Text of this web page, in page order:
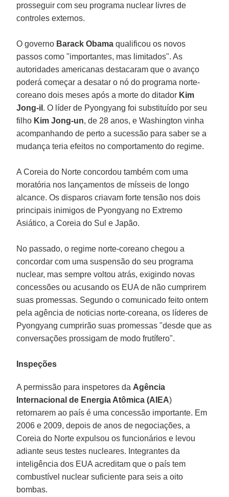
prosseguir com seu programa nuclear livres de
controles externos.
O governo Barack Obamaqualificou os novos
passos como "importantes, mas limitados". As
autoridades americanas destacaram que o avanço
poderá começar a desatar o nó do programa norte-
coreano dois meses após a morte do ditador Kim
Jong-il . O líder de Pyongyang foi substituído por seu
filho Kim Jong-un, de 28 anos, e Washington vinha
acompanhando de perto a sucessão para saber se a
mudança teria efeitos no comportamento do regime.
A Coreia do Norte concordou também com uma
moratória nos lançamentos de mísseis de longo
alcance. Os disparos criavam forte tensão nos dois
principais inimigos de Pyongyang no Extremo
Asiático, a Coreia do Sul e Japão.
No passado, o regime norte-coreano chegou a
concordar com uma suspensão do seu programa
nuclear, mas sempre voltou atrás, exigindo novas
concessões ou acusando os EUA de não cumprirem
suas promessas. Segundo o comunicado feito ontem
pela agência de noticias norte-coreana, os líderes de
Pyongyang cumprirão suas promessas "desde que as
conversações prossigam de modo frutífero".
Inspeções
A permissão para inspetores da Agência
Internacional de Energia Atômica (AIEA)
retornarem ao país é uma concessão importante. Em
2006 e 2009, depois de anos de negociações, a
Coreia do Norte expulsou os funcionários e levou
adiante seus testes nucleares. Integrantes da
inteligência dos EUA acreditam que o país tem
combustível nuclear suficiente para seis a oito
bombas.